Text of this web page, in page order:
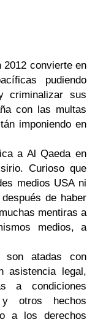
convierte en
pudiendo
criminalizar sus
con las multas
imponiendo en
a Al Qaeda en
Curioso que
medios USA ni
de haber
mentiras a
medios, a
son atadas con
asistencia legal,
a condiciones
otros hechos
a los derechos